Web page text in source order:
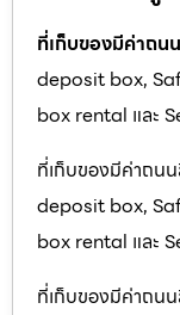
ที่เก็บของมีค่าถน
deposit box,
box rental และ
ที่เก็บของมีค่าถน
deposit box,
box rental และ
ที่เก็บของมีค่าถน